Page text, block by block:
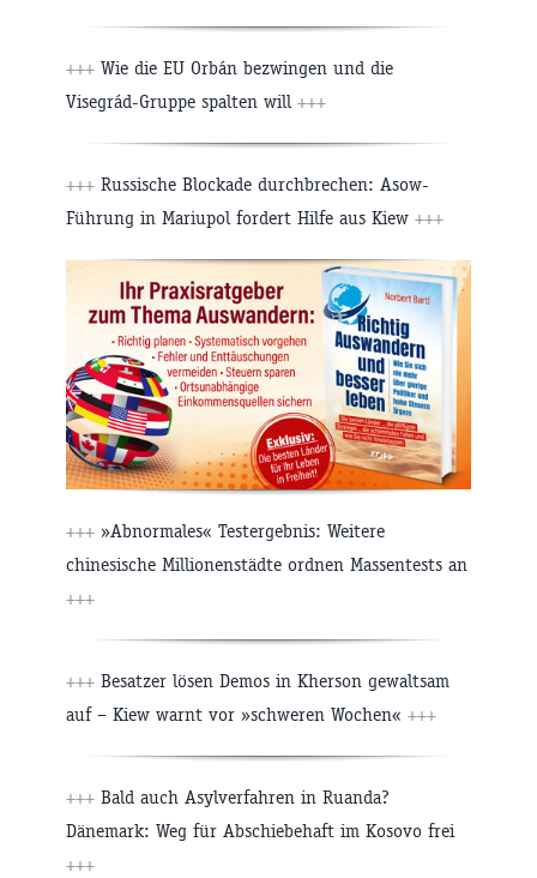
+++ Wie die EU Orbán bezwingen und die
Visegrád-Gruppe spalten will +++
+++ Russische Blockade durchbrechen: Asow-
Führung in Mariupol fordert Hilfe aus Kiew +++
+++ »Abnormales« Testergebnis: Weitere
chinesische Millionenstädte ordnen Massentests an
+++
+++ Besatzer lösen Demos in Kherson gewaltsam
auf – Kiew warnt vor »schweren Wochen« +++
+++ Bald auch Asylverfahren in Ruanda?
Dänemark: Weg für Abschiebehaft im Kosovo frei
+++